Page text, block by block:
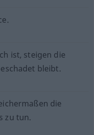
ist, steigen die
bleibt.
die
zu tun.